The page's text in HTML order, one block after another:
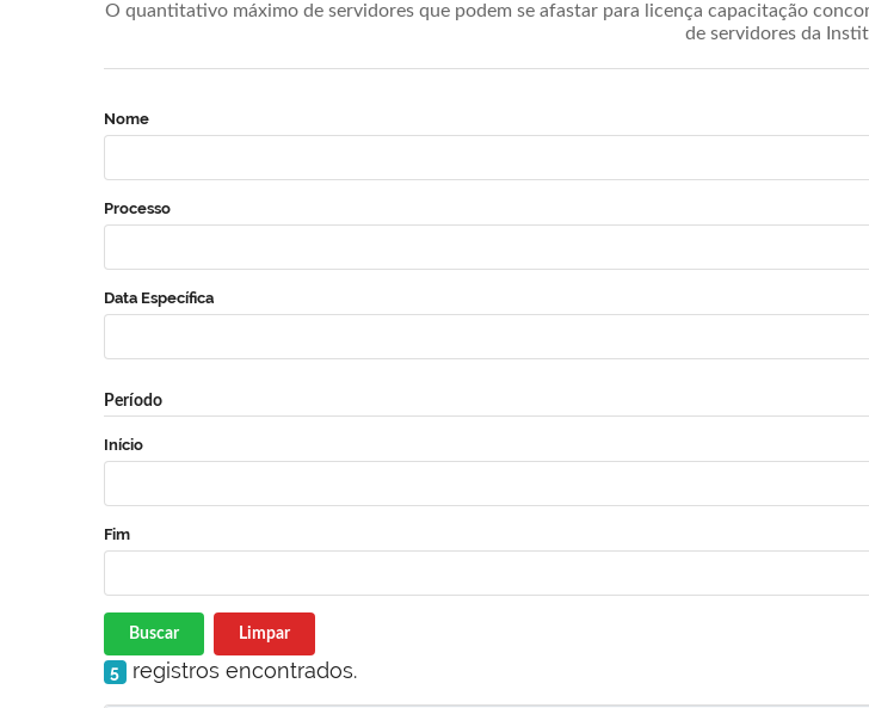
O quantitativo máximo de servidores que podem se afastar para licença capacitação
de servidores da
Nome
Processo
Data Específica
Período
Início
Fim
Buscar Limpar
5 registros encontrados.